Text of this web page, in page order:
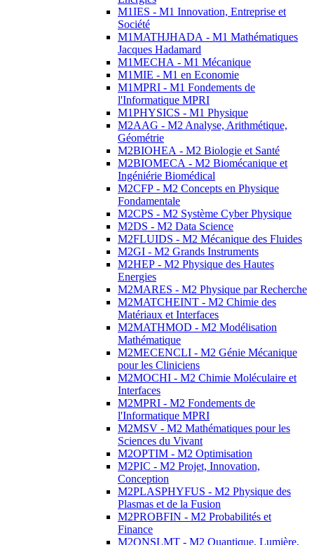
M1IES - M1 Innovation, Entreprise et
Société
M1MATHJHADA - M1 Mathématiques
Jacques Hadamard
M1MECHA - M1 Mécanique
M1MIE - M1 en Economie
M1MPRI - M1 Fondements de
l'Informatique MPRI
M1PHYSICS - M1 Physique
M2AAG - M2 Analyse, Arithmétique,
Géométrie
M2BIOHEA - M2 Biologie et Santé
M2BIOMECA - M2 Biomécanique et
Ingéniérie Biomédical
M2CFP - M2 Concepts en Physique
Fondamentale
M2CPS - M2 Système Cyber Physique
M2DS - M2 Data Science
M2FLUIDS - M2 Mécanique des Fluides
M2GI - M2 Grands Instruments
M2HEP - M2 Physique des Hautes
Energies
M2MARES - M2 Physique par Recherche
M2MATCHEINT - M2 Chimie des
Matériaux et Interfaces
M2MATHMOD - M2 Modélisation
Mathématique
M2MECENCLI - M2 Génie Mécanique
pour les Cliniciens
M2MOCHI - M2 Chimie Moléculaire et
Interfaces
M2MPRI - M2 Fondements de
l'Informatique MPRI
M2MSV - M2 Mathématiques pour les
Sciences du Vivant
M2OPTIM - M2 Optimisation
M2PIC - M2 Projet, Innovation,
Conception
M2PLASPHYFUS - M2 Physique des
Plasmas et de la Fusion
M2PROBFIN - M2 Probabilités et
Finance
M2QNSLMT - M2 Quantique, Lumière,